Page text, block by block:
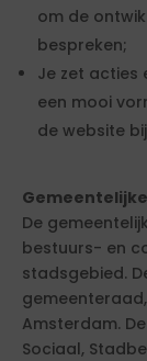
om de
bespreken;
Je zet acties
een mooi
de website
De
bestuurs- en
stadsgebied.
Amsterdam.
Sociaal,